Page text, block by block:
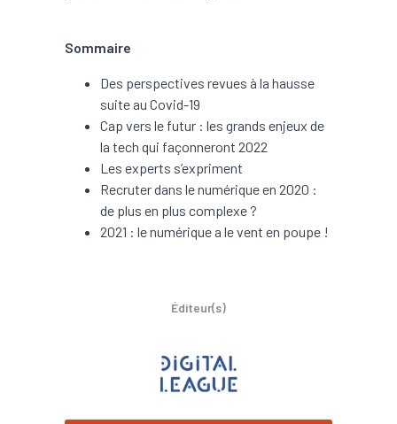
Sommaire
Des perspectives revues à la hausse
suite au Covid-19
Cap vers le futur : les grands enjeux de
la tech qui façonneront 2022
Les experts s’expriment
Recruter dans le numérique en 2020 :
de plus en plus complexe ?
2021 : le numérique a le vent en poupe !
Éditeur(s)